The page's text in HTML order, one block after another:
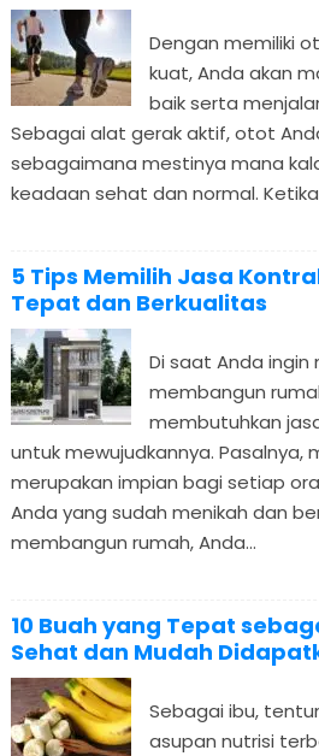
Dengan memiliki
kuat, Anda akan
baik serta
Sebagai alat gerak aktif, otot
sebagaimana mestinya mana
keadaan sehat dan normal.
5 Tips Memilih Jasa
Tepat dan Berkualitas
Di saat Anda
membangun
membutuhkan
untuk mewujudkannya. Pasalnya,
merupakan impian bagi setiap
Anda yang sudah menikah dan
membangun rumah, Anda...
10 Buah yang Tepat
Sehat dan Mudah
Sebagai ibu,
asupan nutrisi